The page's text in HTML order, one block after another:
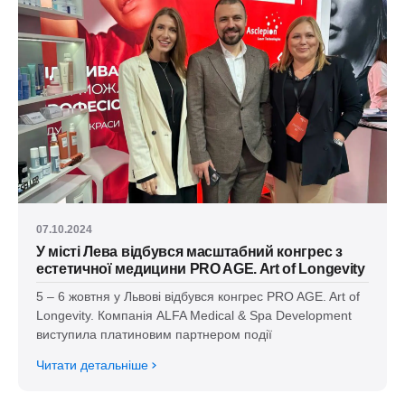
07.10.2024
У місті Лева відбувся масштабний конгрес з
естетичної медицини PRO AGE. Art of Longevity
5 – 6 жовтня у Львові відбувся конгрес PRO AGE. Art of
Longevity. Компанія ALFA Medical & Spa Development
виступила платиновим партнером події
Читати детальніше